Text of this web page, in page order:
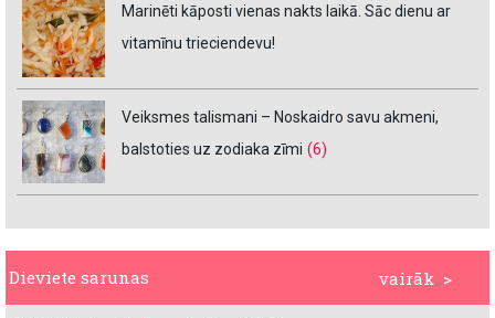
Marinēti kāposti vienas nakts laikā. Sāc dienu ar
vitamīnu trieciendevu!
Veiksmes talismani – Noskaidro savu akmeni,
balstoties uz zodiaka zīmi (6)
vairāk >
Dieviete sarunas